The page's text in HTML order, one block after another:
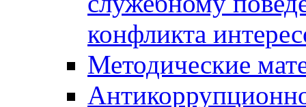
конфликта
Методические